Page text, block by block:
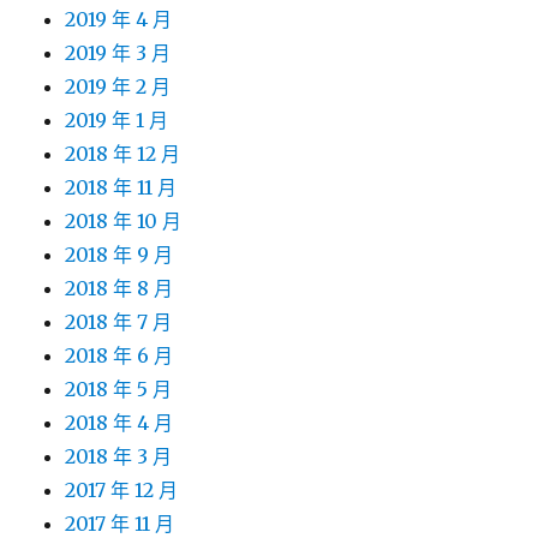
2019 年 4 月
2019 年 3 月
2019 年 2 月
2019 年 1 月
2018 年 12 月
2018 年 11 月
2018 年 10 月
2018 年 9 月
2018 年 8 月
2018 年 7 月
2018 年 6 月
2018 年 5 月
2018 年 4 月
2018 年 3 月
2017 年 12 月
2017 年 11 月